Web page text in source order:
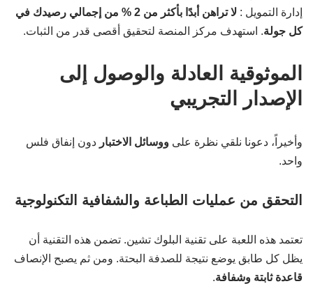
إدارة التمويل :
لا تراهن أبدًا بأكثر من 2 % من إجمالي رصيدك في
كل جولة. استهدف مركز المنصة لتحقيق أقصى قدر من الثبات.
الموثوقية العادلة والوصول إلى
الإصدار التجريبي
وأخيراً، دعونا نلقي نظرة على ووسائل الاختبار دون إنفاق فلس
واحد.
التحقق من عمليات الطباعة والشفافية التكنولوجية
تعتمد هذه اللعبة على تقنية البلوك تشين. تضمن هذه التقنية أن
يظل كل طابق يوضع نتيجة للصدفة البحتة. ومن ثم يصبح الإنصاف
قاعدة ثابتة وشفافة.